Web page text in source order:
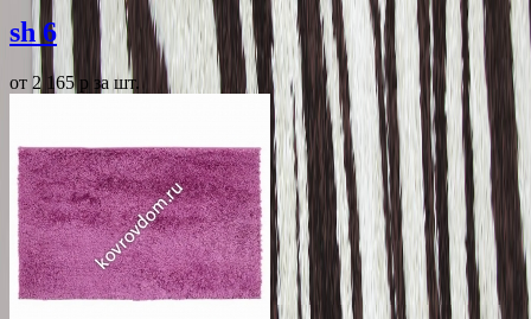
sh 6
от 2 165 p за шт.